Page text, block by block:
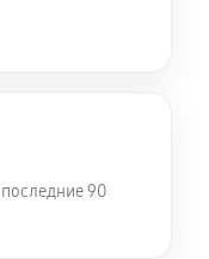
12UGS212RU
90